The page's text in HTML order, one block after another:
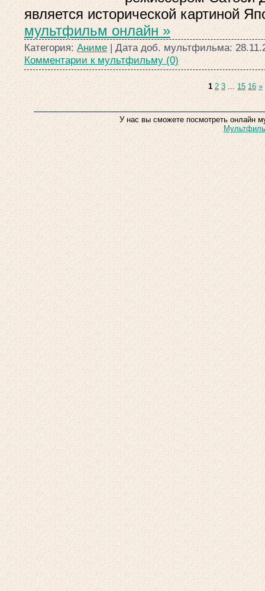
является исторической картиной
мультфильм онлайн »
Категория: Аниме | Дата доб. мультфильма:
Комментарии к мультфильму (0)
1 2 3 ... 15 16 »
У нас вы сможете посмотреть онлайн